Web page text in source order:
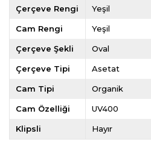
Çerçeve Rengi Yeşil
Cam Rengi Yeşil
Çerçeve Şekli Oval
Çerçeve Tipi Asetat
Cam Tipi Organik
Cam Özelliği UV400
Klipsli Hayır